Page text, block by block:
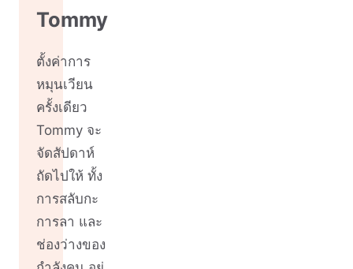
Tommy
ตั้งค่าการ
หมุนเวียน
ครั้งเดียว
Tommy จะ
จัดสัปดาห์
ถัดไปให้ ทั้ง
การสลับกะ
การลา และ
ช่องว่างของ